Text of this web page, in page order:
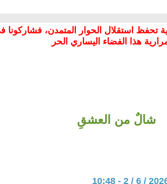
تحفظ استقلال الحوار المتمدن،
هذا الفضاء اليساري الحر
شالٌ من العشقِ